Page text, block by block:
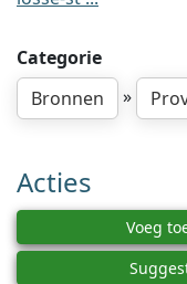
Categorie
Bronnen
»
Acties
Voeg